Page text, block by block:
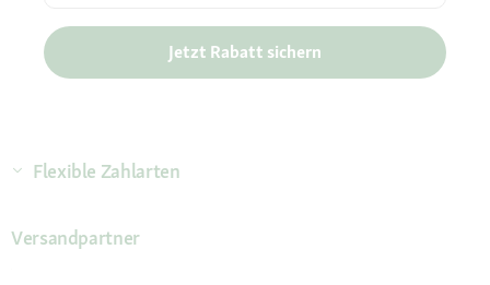
Jetzt Rabatt sichern
Flexible Zahlarten
Versandpartner